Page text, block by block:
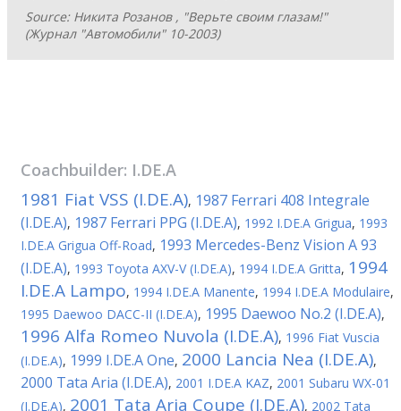
Source: Никита Розанов , "Верьте своим глазам!"
(Журнал "Автомобили" 10-2003)
Coachbuilder: I.DE.A
1981 Fiat VSS (I.DE.A), 1987 Ferrari 408 Integrale
(I.DE.A), 1987 Ferrari PPG (I.DE.A), 1992 I.DE.A Grigua, 1993
I.DE.A Grigua Off-Road, 1993 Mercedes-Benz Vision A 93
(I.DE.A), 1993 Toyota AXV-V (I.DE.A), 1994 I.DE.A Gritta, 1994
I.DE.A Lampo, 1994 I.DE.A Manente, 1994 I.DE.A Modulaire,
1995 Daewoo DACC-II (I.DE.A), 1995 Daewoo No.2 (I.DE.A),
1996 Alfa Romeo Nuvola (I.DE.A), 1996 Fiat Vuscia
(I.DE.A), 1999 I.DE.A One, 2000 Lancia Nea (I.DE.A),
2000 Tata Aria (I.DE.A), 2001 I.DE.A KAZ, 2001 Subaru WX-01
(I.DE.A), 2001 Tata Aria Coupe (I.DE.A), 2002 Tata